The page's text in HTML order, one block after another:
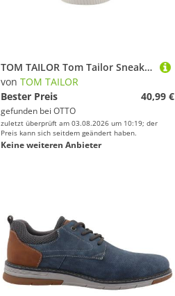
TOM TAILOR Tom Tailor Sneaker Low Sneaker
von TOM TAILOR
Bester Preis
40,99 €
gefunden bei OTTO
zuletzt überprüft am 03.08.2026 um 10:19; der
Preis kann sich seitdem geändert haben.
Keine weiteren Anbieter